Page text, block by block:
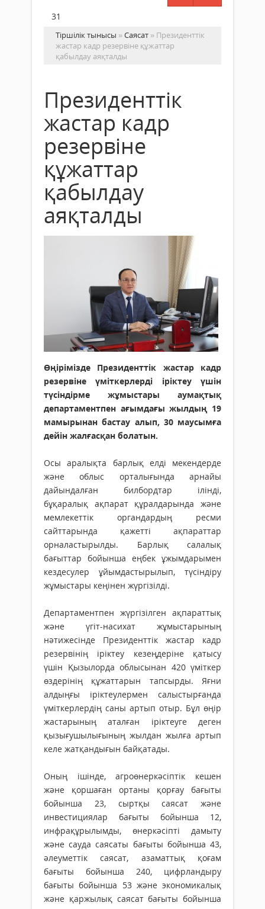
31
Тіршілік тынысы »Саясат » Президенттік
жастар кадр резервіне құжаттар
қабылдау аяқталды
Президенттік
жастар кадр
резервіне
құжаттар
қабылдау
аяқталды
Өңірімізде Президенттік жастар кадр
резервіне үміткерлерді іріктеу үшін
түсіндірме жұмыстары аумақтық
департаментпен ағымдағы жылдың 19
мамырынан бастау алып, 30 маусымға
дейін жалғасқан болатын.
Осы аралықта барлық елді мекендерде
және облыс орталығында арнайы
дайындалған билбордтар ілінді,
бұқаралық ақпарат құралдарында және
мемлекеттік органдардың ресми
сайттарында қажетті ақпараттар
орналастырылды. Барлық салалық
бағыттар бойынша еңбек ұжымдарымен
кездесулер ұйымдастырылып, түсіндіру
жұмыстары кеңінен жүргізілді.
Департаментпен жүргізілген ақпараттық
және үгіт-насихат жұмыстарының
нәтижесінде Президенттік жастар кадр
резервінің іріктеу кезеңдеріне қатысу
үшін Қызылорда облысынан 420 үміткер
өздерінің құжаттарын тапсырды. Яғни
алдыңғы іріктеулермен салыстырғанда
үміткерлердің саны артып отыр. Бұл өңір
жастарының аталған іріктеуге деген
қызығушылығының жылдан жылға артып
келе жатқандығын байқатады.
Оның ішінде, агроөнеркәсіптік кешен
және қоршаған ортаны қорғау бағыты
бойынша 23, сыртқы саясат және
инвестициялар бағыты бойынша 12,
инфрақұрылымды, өнеркәсіпті дамыту
және сауда саясаты бағыты бойынша 43,
әлеуметтік саясат, азаматтық қоғам
бағыты бойынша 240, цифрландыру
бағыты бойынша 53 және экономикалық
және қаржылық саясат бағыты бойынша